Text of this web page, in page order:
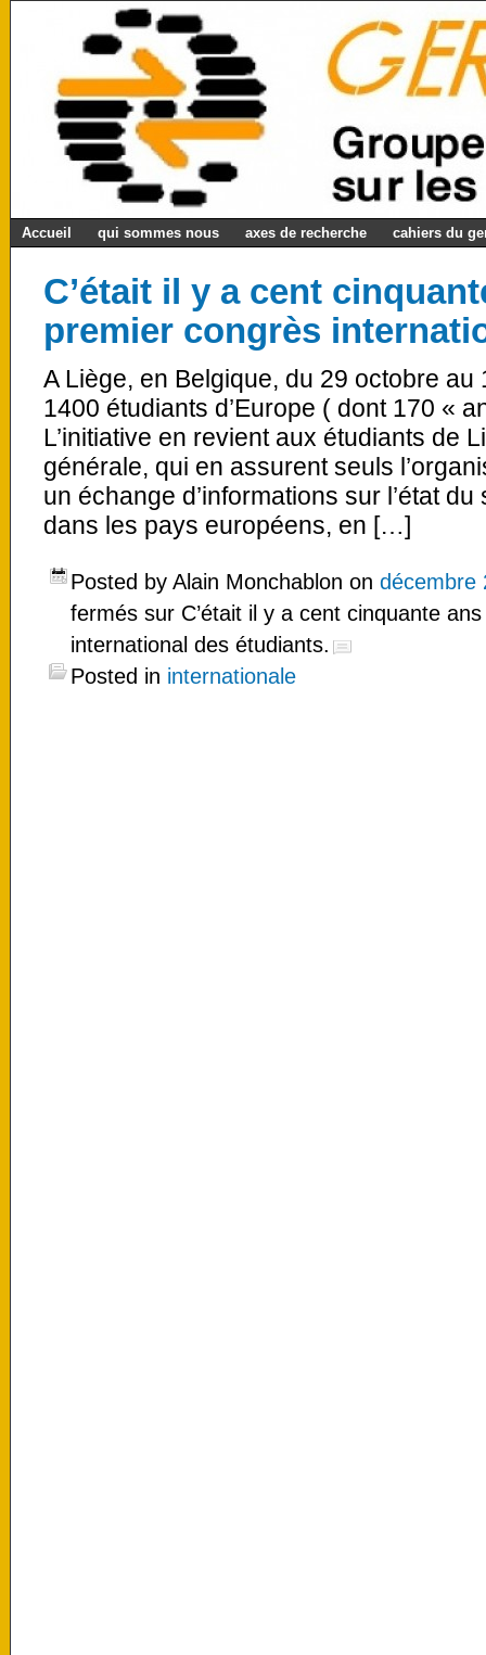
Accueil qui sommes nous axes de recherche cahiers du
C’était il y a cent
premier congrès
A Liège, en Belgique, du 29 octobre
1400 étudiants d’Europe ( dont 170 «
L’initiative en revient aux étudiants de
générale, qui en assurent seuls
un échange d’informations sur l’état
dans les pays européens, en […]
Posted by Alain Monchablon on décembre
fermés sur C’était il y a cent cinquante
international des étudiants.
Posted in internationale